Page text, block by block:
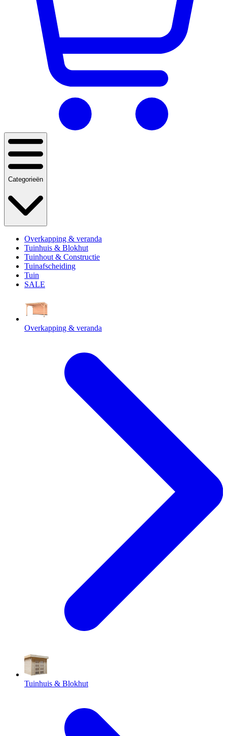
Categorieën
Overkapping & veranda
Tuinhuis & Blokhut
Tuinhout & Constructie
Tuinafscheiding
Tuin
SALE
Overkapping & veranda
Tuinhuis & Blokhut